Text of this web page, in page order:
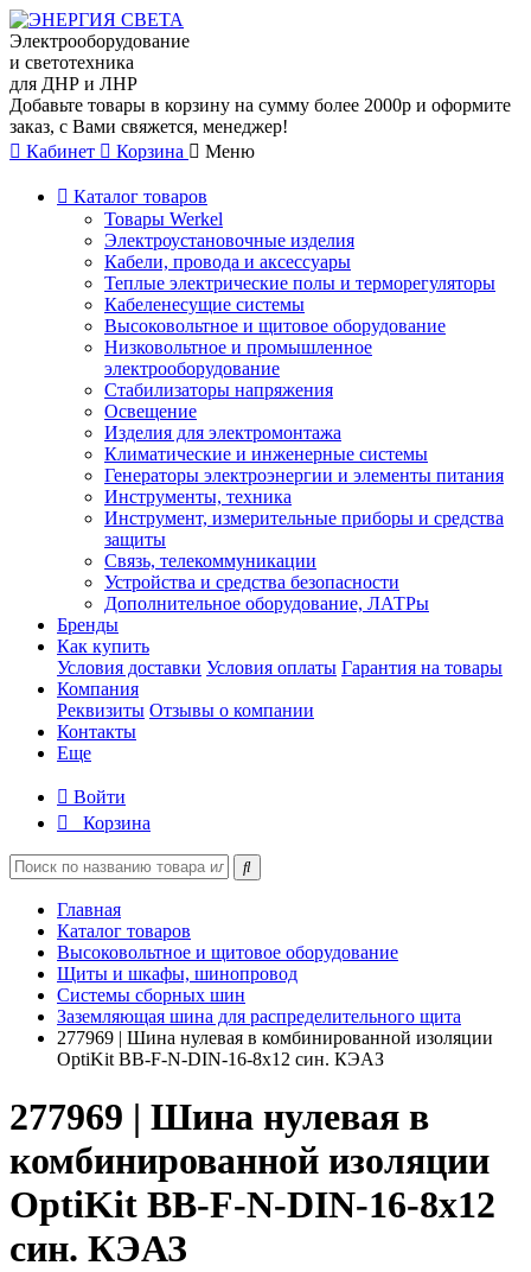
Электрооборудование
и светотехника
для ДНР и ЛНР
Добавьте товары в корзину на сумму более 2000р и оформите
заказ, с Вами свяжется, менеджер!
Кабинет
Корзина Меню
Каталог товаров
Товары Werkel
Электроустановочные изделия
Кабели, провода и аксессуары
Теплые электрические полы и терморегуляторы
Кабеленесущие системы
Высоковольтное и щитовое оборудование
Низковольтное и промышленное
электрооборудование
Стабилизаторы напряжения
Освещение
Изделия для электромонтажа
Климатические и инженерные системы
Генераторы электроэнергии и элементы питания
Инструменты, техника
Инструмент, измерительные приборы и средства
защиты
Связь, телекоммуникации
Устройства и средства безопасности
Дополнительное оборудование, ЛАТРы
Бренды
Как купить
Условия доставки Условия оплаты Гарантия на товары
Компания
Реквизиты Отзывы о компании
Контакты
Еще
Войти
Корзина
Главная
Каталог товаров
Высоковольтное и щитовое оборудование
Щиты и шкафы, шинопровод
Системы сборных шин
Заземляющая шина для распределительного щита
277969 | Шина нулевая в комбинированной изоляции
OptiKit BB-F-N-DIN-16-8х12 син. КЭАЗ
277969 | Шина нулевая в
комбинированной изоляции
OptiKit BB-F-N-DIN-16-8х12
син. КЭАЗ